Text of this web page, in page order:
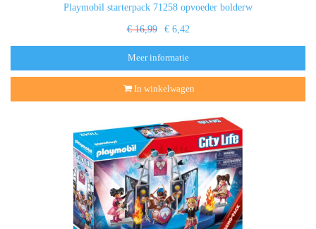
Playmobil starterpack 71258 opvoeder bolderw
€ 16,99 € 6,42
Meer informatie
In winkelwagen